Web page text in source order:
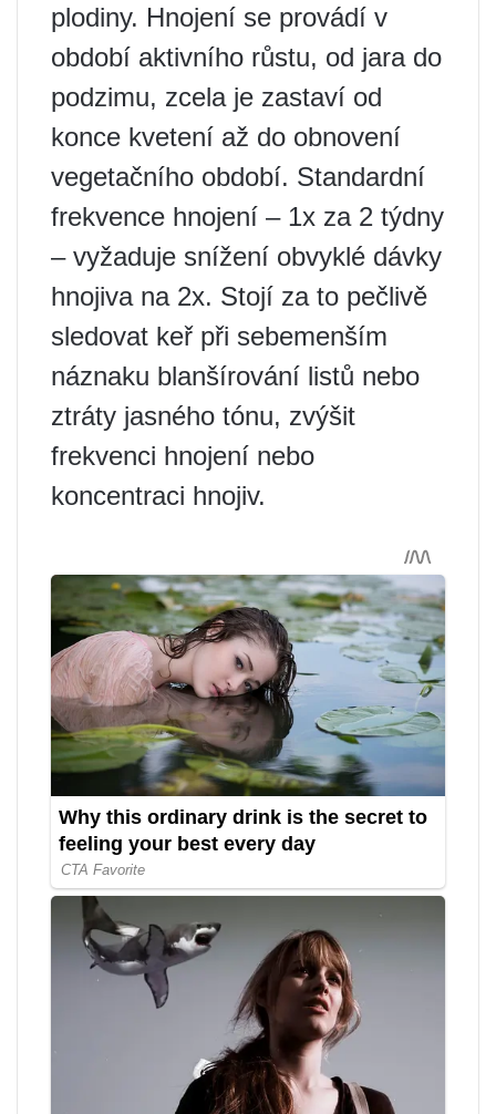
plodiny. Hnojení se provádí v
období aktivního růstu, od jara do
podzimu, zcela je zastaví od
konce kvetení až do obnovení
vegetačního období. Standardní
frekvence hnojení – 1x za 2 týdny
– vyžaduje snížení obvyklé dávky
hnojiva na 2x. Stojí za to pečlivě
sledovat keř při sebemenším
náznaku blanšírování listů nebo
ztráty jasného tónu, zvýšit
frekvenci hnojení nebo
koncentraci hnojiv.